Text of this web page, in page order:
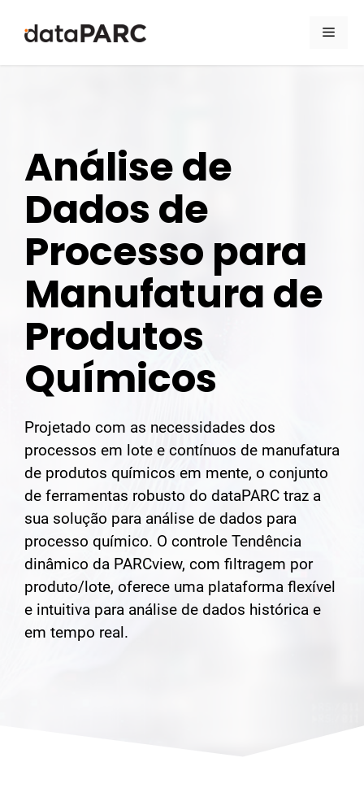
Análise de
Dados de
Processo para
Manufatura de
Produtos
Químicos
Projetado com as necessidades dos
processos em lote e contínuos de manufatura
de produtos químicos em mente, o conjunto
de ferramentas robusto do dataPARC traz a
sua solução para análise de dados para
processo químico. O controle Tendência
dinâmico da PARCview, com filtragem por
produto/lote, oferece uma plataforma flexível
e intuitiva para análise de dados histórica e
em tempo real.